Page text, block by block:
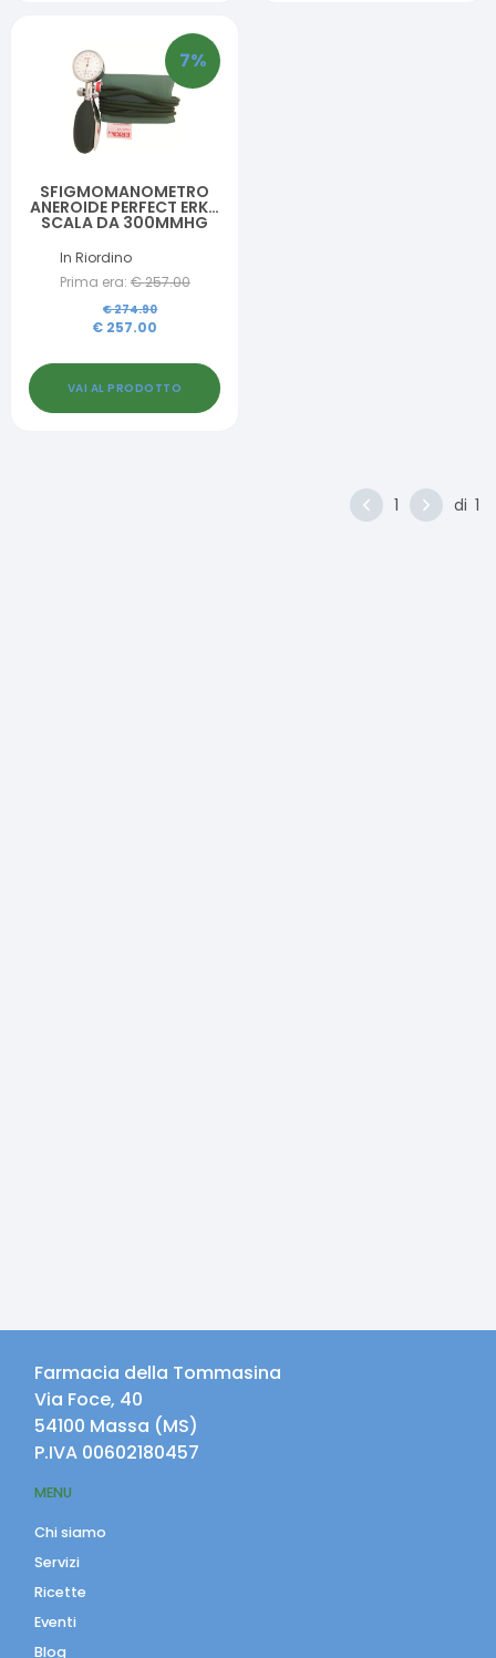
7%
SFIGMOMANOMETRO
ANEROIDE PERFECT ERKA
SCALA DA 300MMHG
2MM MANOMETRO DI
PRECISIONE IN
ALLUMINIO
ANODIZZATO CON
MONOPALLA
INCORPORATA
In Riordino
Prima era: €257.00
€274.90
€ 257.00
VAI AL PRODOTTO
1 di 1
Farmacia della Tommasina
Via Foce, 40
54100 Massa (MS)
P.IVA 00602180457
MENU
Chi siamo
Servizi
Ricette
Eventi
Blog